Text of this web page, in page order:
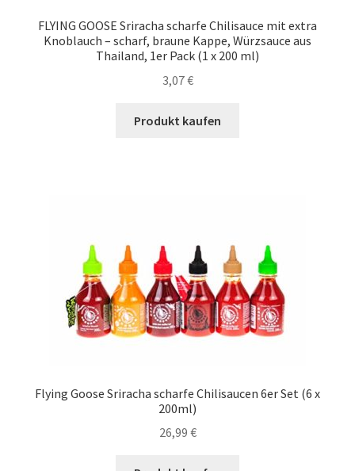
FLYING GOOSE Sriracha scharfe Chilisauce mit extra
Knoblauch – scharf, braune Kappe, Würzsauce aus
Thailand, 1er Pack (1 x 200 ml)
3,07€
Produkt kaufen
Flying Goose Sriracha scharfe Chilisaucen 6er Set (6 x
200ml)
26,99 €